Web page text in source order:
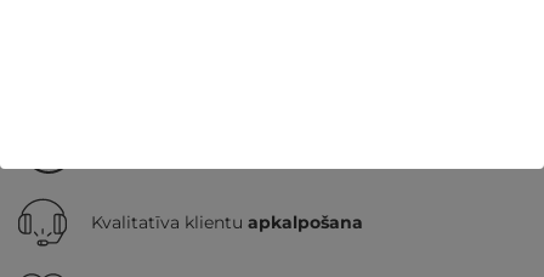
Kvalitatīva klientu apkalpošana